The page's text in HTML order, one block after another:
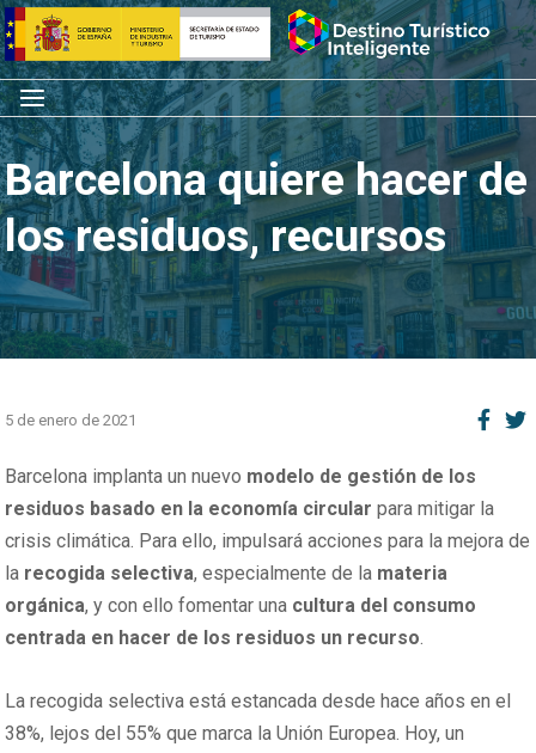
Saltar
al
contenido
Inicio
Menú
Barcelona quiere hacer de
los residuos, recursos
5 de enero de 2021
Barcelona implanta un nuevo modelo de gestión de los
residuos basado en la economía circular para mitigar la
crisis climática. Para ello, impulsará acciones para la mejora de
la recogida selectiva, especialmente de la materia
orgánica, y con ello fomentar una cultura del consumo
centrada en hacer de los residuos un recurso.
La recogida selectiva está estancada desde hace años en el
38%, lejos del 55% que marca la Unión Europea. Hoy, un